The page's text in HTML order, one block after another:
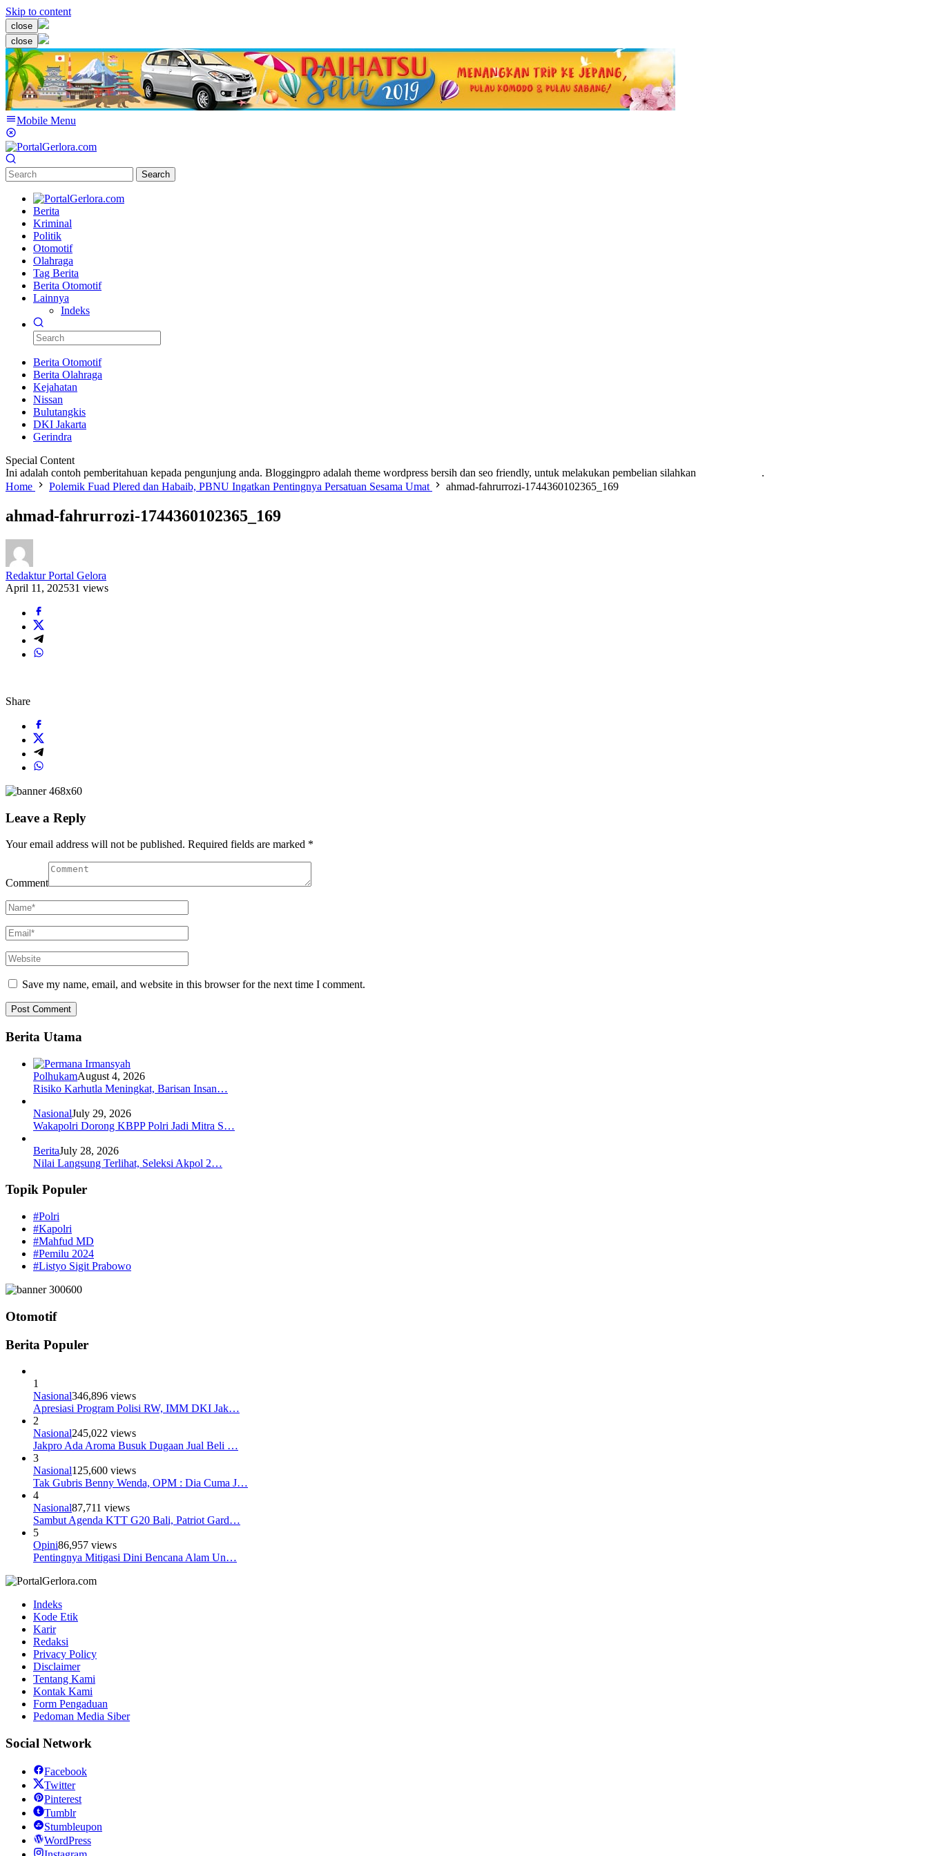
Skip to content
close
close
Mobile Menu
Search
Berita
Kriminal
Politik
Otomotif
Olahraga
Tag Berita
Berita Otomotif
Lainnya
Indeks
Berita Otomotif
Berita Olahraga
Kejahatan
Nissan
Bulutangkis
DKI Jakarta
Gerindra
Special Content
Ini adalah contoh pemberitahuan kepada pengunjung anda. Bloggingpro adalah theme wordpress bersih dan seo friendly, untuk melakukan pembelian silahkan
.
Home
Polemik Fuad Plered dan Habaib, PBNU Ingatkan Pentingnya Persatuan Sesama Umat ahmad-fahrurrozi-1744360102365_169
ahmad-fahrurrozi-1744360102365_169
Redaktur Portal Gelora
April 11, 202531 views
Share
Leave a Reply
Your email address will not be published. Required fields are marked *
Comment
Save my name, email, and website in this browser for the next time I comment.
Berita Utama
PolhukamAugust 4, 2026
Risiko Karhutla Meningkat, Barisan Insan…
NasionalJuly 29, 2026
Wakapolri Dorong KBPP Polri Jadi Mitra S…
BeritaJuly 28, 2026
Nilai Langsung Terlihat, Seleksi Akpol 2…
Topik Populer
#Polri
#Kapolri
#Mahfud MD
#Pemilu 2024
#Listyo Sigit Prabowo
Otomotif
Berita Populer
1
Nasional346,896 views
Apresiasi Program Polisi RW, IMM DKI Jak…
2
Nasional245,022 views
Jakpro Ada Aroma Busuk Dugaan Jual Beli …
3
Nasional125,600 views
Tak Gubris Benny Wenda, OPM : Dia Cuma J…
4
Nasional87,711 views
Sambut Agenda KTT G20 Bali, Patriot Gard…
5
Opini86,957 views
Pentingnya Mitigasi Dini Bencana Alam Un…
Indeks
Kode Etik
Karir
Redaksi
Privacy Policy
Disclaimer
Tentang Kami
Kontak Kami
Form Pengaduan
Pedoman Media Siber
Social Network
Facebook
Twitter
Pinterest
Tumblr
Stumbleupon
WordPress